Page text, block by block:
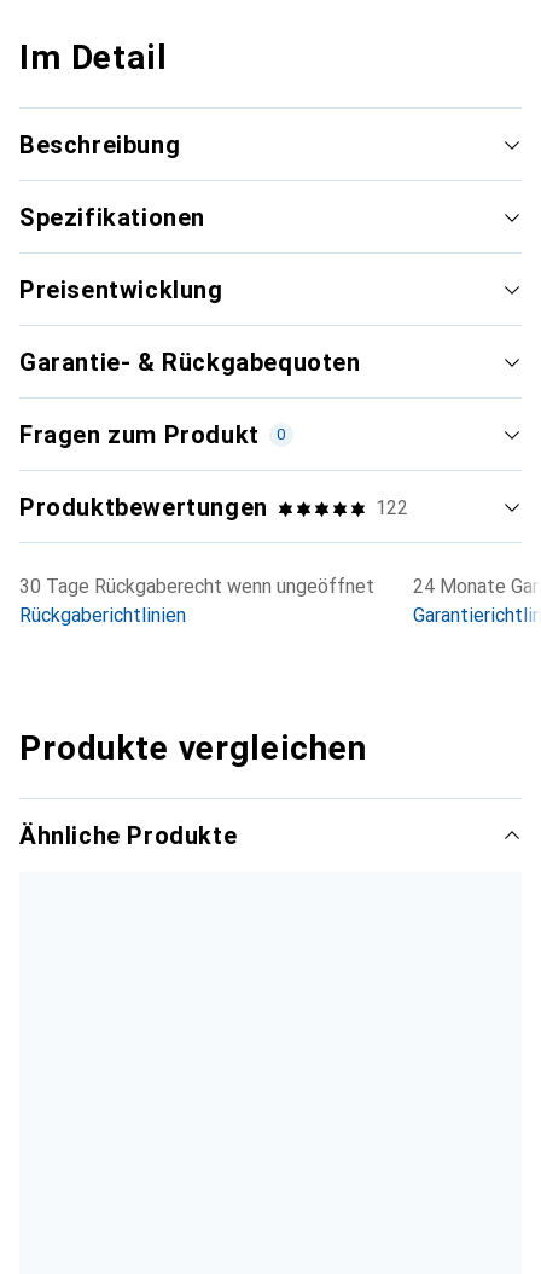
Im Detail
Beschreibung
Spezifikationen
Preisentwicklung
Garantie- & Rückgabequoten
Fragen zum Produkt 0
Produktbewertungen 122
30 Tage Rückgaberecht wenn ungeöffnet
Rückgaberichtlinien
24 Monate
Produkte vergleichen
Ähnliche Produkte